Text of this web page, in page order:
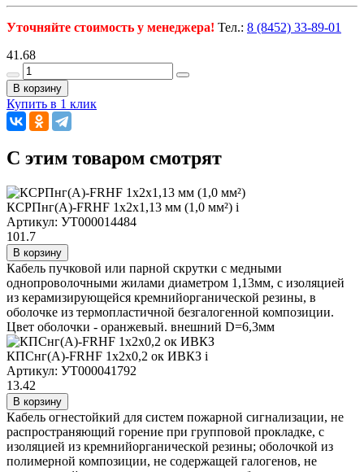
Уточняйте стоимость у менеджера! Тел.: 8 (8452) 33-89-01
41.68
В корзину
Купить в 1 клик
C этим товаром смотрят
КСРПнг(А)-FRHF 1х2х1,13 мм (1,0 мм²) i
Артикул: УТ000014484
101.7
В корзину
Кабель пучковой или парной скрутки с медными
однопроволочными жилами диаметром 1,13мм, с изоляцией
из керамизирующейся кремнийорганической резины, в
оболочке из термопластичной безгалогенной композиции.
Цвет оболочки - оранжевый. внешний D=6,3мм
КПСнг(А)-FRHF 1х2х0,2 ок ИВКЗ i
Артикул: УТ000041792
13.42
В корзину
Кабель огнестойкий для систем пожарной сигнализации, не
распространяющий горение при групповой прокладке, с
изоляцией из кремнийорганической резины; оболочкой из
полимерной композиции, не содержащей галогенов, не